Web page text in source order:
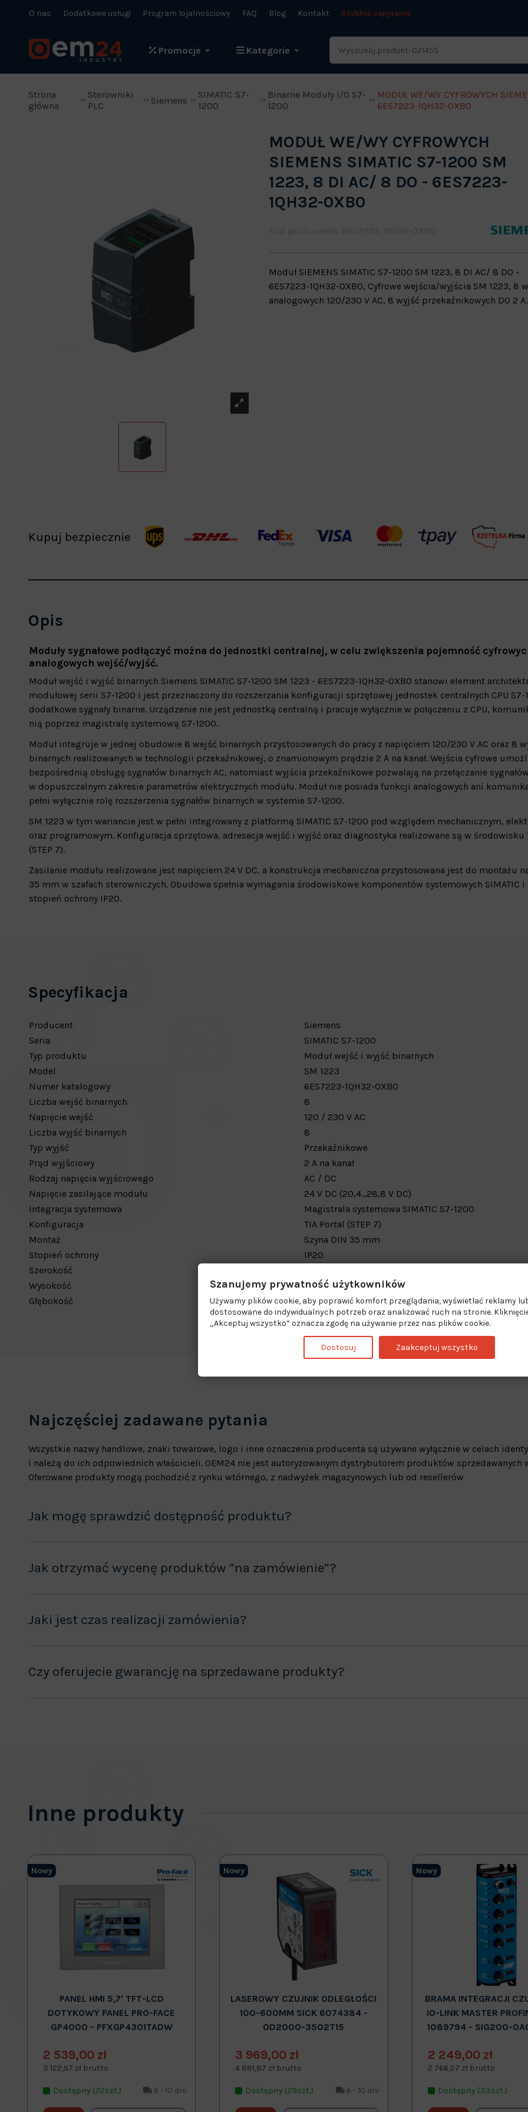
O nas Dodatkowe usługi Program lojalnościowy FAQ Blog Kontakt Szybkie zapytanie
Promocje Kategorie
Strona
główna
Sterowniki
PLC
Siemens
SIMATIC S7-
1200
Binarne Moduły I/O S7-
1200
MODUŁ WE/WY CYFROWYCH
6ES7223-1QH32-0XB0
MODUŁ WE/WY CYFROWYCH
SIEMENS SIMATIC S7-1200 SM
1223, 8 DI AC/ 8 DO - 6ES7223-
1QH32-0XB0
Moduł SIEMENS SIMATIC S7-1200 SM 1223, 8 DI AC/ 8 DO -
6ES7223-1QH32-0XB0, Cyfrowe wejścia/wyjścia SM 1223, 8
analogowych 120/230 V AC, 8 wyjść przekaźnikowych DO 2 A.
Kupuj bezpiecznie
Opis
Moduły sygnałowe podłączyć można do jednostki centralnej, w celu zwiększenia pojemność
analogowych wejść/wyjść.
Moduł wejść i wyjść binarnych Siemens SIMATIC S7-1200 SM 1223 - 6ES7223-1QH32-0XB0 stanowi element
modułowej serii S7-1200 i jest przeznaczony do rozszerzania konfiguracji sprzętowej jednostek centralnych CPU S7-
dodatkowe sygnały binarne. Urządzenie nie jest jednostką centralną i pracuje wyłącznie w połączeniu z CPU,
nią poprzez magistralę systemową S7-1200.
Moduł integruje w jednej obudowie 8 wejść binarnych przystosowanych do pracy z napięciem 120/230 V AC oraz 8
binarnych realizowanych w technologii przekaźnikowej, o znamionowym prądzie 2 A na kanał. Wejścia cyfrowe
bezpośrednią obsługę sygnałów binarnych AC, natomiast wyjścia przekaźnikowe pozwalają na przełączanie
w dopuszczalnym zakresie parametrów elektrycznych modułu. Moduł nie posiada funkcji analogowych ani
pełni wyłącznie rolę rozszerzenia sygnałów binarnych w systemie S7-1200.
SM 1223 w tym wariancie jest w pełni integrowany z platformą SIMATIC S7-1200 pod względem mechanicznym,
oraz programowym. Konfiguracja sprzętowa, adresacja wejść i wyjść oraz diagnostyka realizowane są w środowisku
(STEP 7).
Zasilanie modułu realizowane jest napięciem 24 V DC, a konstrukcja mechaniczna przystosowana jest do montażu
35 mm w szafach sterowniczych. Obudowa spełnia wymagania środowiskowe komponentów systemowych SIMATIC i
stopień ochrony IP20.
Specyfikacja
Producent
Siemens
Seria
SIMATIC S7-1200
Typ produktu
Moduł wejść i wyjść binarnych
Model
SM 1223
Numer katalogowy
6ES7223-1QH32-0XB0
Liczba wejść binarnych
8
Napięcie wejść
120 / 230 V AC
Liczba wyjść binarnych
8
Typ wyjść
Przekaźnikowe
Prąd wyjściowy
2 A na kanał
Rodzaj napięcia wyjściowego
AC / DC
Napięcie zasilające modułu
24 V DC (20,4…28,8 V DC)
Integracja systemowa
Magistrala systemowa SIMATIC S7-1200
Konfiguracja
TIA Portal (STEP 7)
Montaż
Szyna DIN 35 mm
Stopień ochrony
IP20
Szerokość
Wysokość
ok. 100 mm
Głębokość
ok. 75 mm
Najczęściej zadawane pytania
Wszystkie nazwy handlowe, znaki towarowe, logo i inne oznaczenia producenta są używane wyłącznie w celach
i należą do ich odpowiednich właścicieli. OEM24 nie jest autoryzowanym dystrybutorem produktów sprzedawanych
Oferowane produkty mogą pochodzić z rynku wtórnego, z nadwyżek magazynowych lub od resellerów
Jak mogę sprawdzić dostępność produktu?
Jak otrzymać wycenę produktów ”na zamówienie”?
Jaki jest czas realizacji zamówienia?
Czy oferujecie gwarancję na sprzedawane produkty?
Inne produkty
Nowy
PANEL HMI 5,7' TFT-LCD
DOTYKOWY PANEL PRO-FACE
GP4000 - PFXGP4301TADW
2 539,00 zł
3 122,97 zł brutto
Dostępny (22szt.) 6 - 10 dni
Nowy
LASEROWY CZUJNIK ODLEGŁOŚCI
100-600MM SICK 6074384 -
OD2000-3502T15
3 969,00 zł
4 881,87 zł brutto
Dostępny (29szt.) 6 - 10 dni
Nowy
BRAMA INTEGRACJI
IO-LINK MASTER
1089794 - SIG200-
2 249,00 zł
2 766,27 zł brutto
Dostępny (33szt.)
Szanujemy prywatność użytkowników
Używamy plików cookie, aby poprawić komfort przeglądania, wyświetlać reklamy
dostosowane do indywidualnych potrzeb oraz analizować ruch na stronie.
„Akceptuj wszystko” oznacza zgodę na używanie przez nas plików cookie.
Dostosuj Zaakceptuj wszystko